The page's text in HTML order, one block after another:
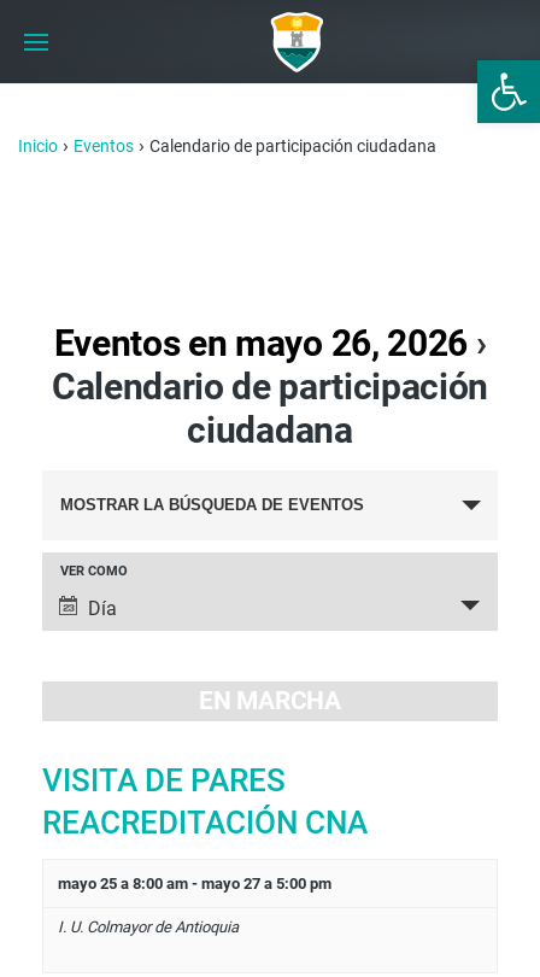
Abrir
Inicio › Eventos › Calendario de participación ciudadana
Eventos en mayo 26, 2026›
Calendario de participación
ciudadana
BÚSQUEDA
NAVEGACIÓ
DE
VISTAS
DE
EVENTOS
MOSTRAR LA BÚSQUEDA DE EVENTOS
NAVEGACIÓN
DE
DE
EVENTO
VER COMO
Día
EN MARCHA
VISITA DE PARES
REACREDITACIÓN CNA
mayo 25 a 8:00 am - mayo 27 a 5:00 pm
I. U. Colmayor de Antioquia